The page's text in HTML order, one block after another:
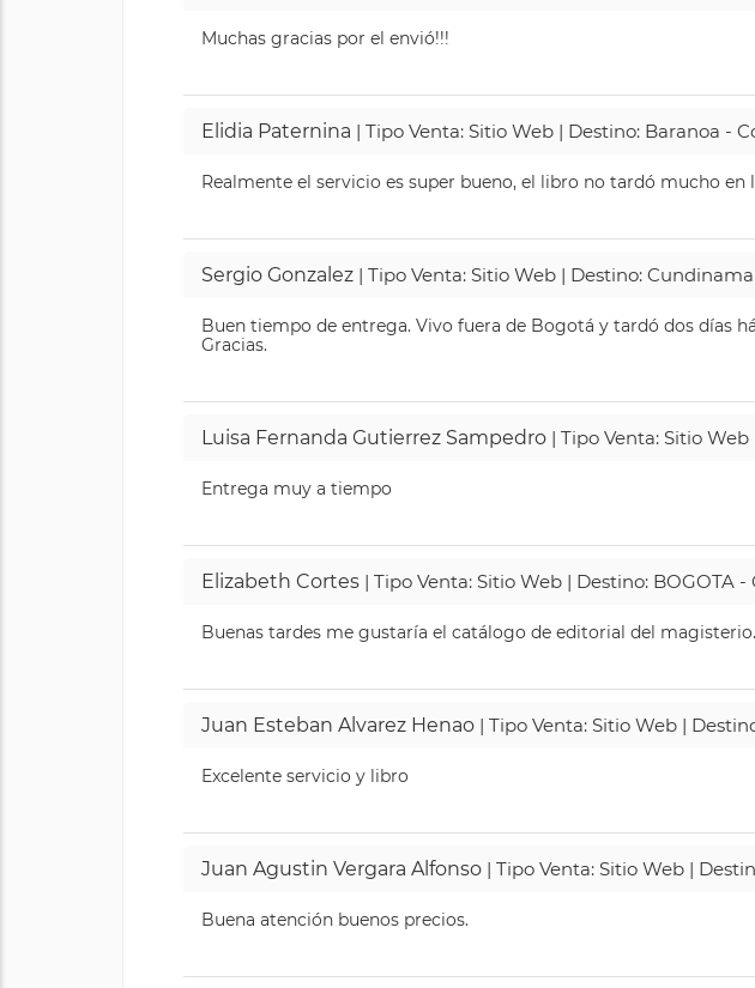
Muchas gracias por el envió!!!
Elidia Paternina | Tipo Venta: Sitio Web | Destino: Baranoa -
Realmente el servicio es super bueno, el libro no tardó mucho
Sergio Gonzalez | Tipo Venta: Sitio Web | Destino:
Buen tiempo de entrega. Vivo fuera de Bogotá y tardó dos días
Gracias.
Luisa Fernanda Gutierrez Sampedro | Tipo Venta: Sitio
Entrega muy a tiempo
Elizabeth Cortes | Tipo Venta: Sitio Web | Destino: BOGOTA
Buenas tardes me gustaría el catálogo de editorial del
Juan Esteban Alvarez Henao | Tipo Venta: Sitio Web |
Excelente servicio y libro
Juan Agustin Vergara Alfonso | Tipo Venta: Sitio Web |
Buena atención buenos precios.